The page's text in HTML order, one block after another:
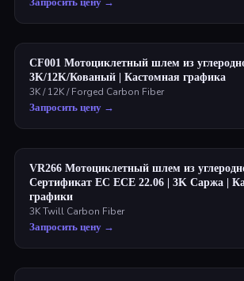
CF001 Мотоциклетный шлем из
3K/12K/Кованый | Кастомная графика
3K / 12K / Forged Carbon Fiber
Запросить цену→
VR266 Мотоциклетный шлем из
Сертификат ЕС ECE 22.06 | 3K Саржа |
графики
3K Twill Carbon Fiber
Запросить цену→